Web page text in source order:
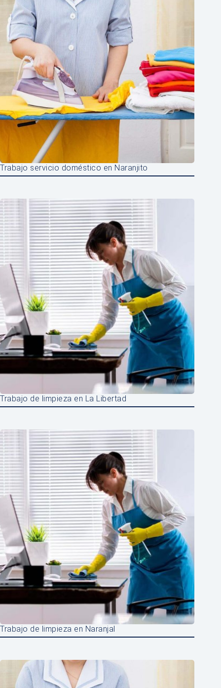
Trabajo servicio doméstico en Naranjito
Trabajo de limpieza en La Libertad
Trabajo de limpieza en Naranjal